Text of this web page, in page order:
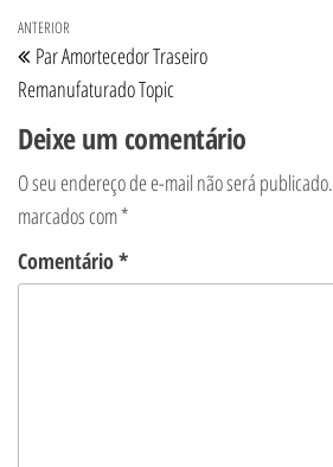
Navegação de Post
Post anterior
ANTERIOR
Par Amortecedor Traseiro
Remanufaturado Topic
Deixe um comentário
O seu endereço de e-mail não será publicado.
marcados com*
Comentário*